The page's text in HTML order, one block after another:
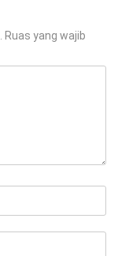
Ruas yang wajib